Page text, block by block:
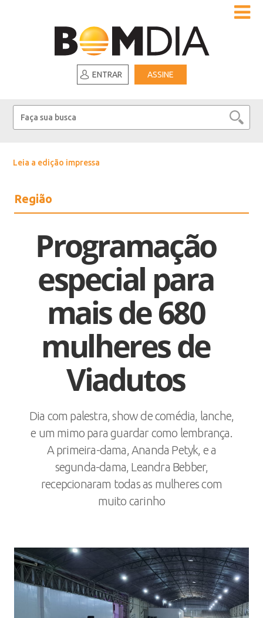
ENTRAR ASSINE
Leia a edição impressa
Região
Programação
especial para
mais de 680
mulheres de
Viadutos
Dia com palestra, show de comédia, lanche,
e um mimo para guardar como lembrança.
A primeira-dama, Ananda Petyk, e a
segunda-dama, Leandra Bebber,
recepcionaram todas as mulheres com
muito carinho